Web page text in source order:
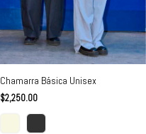
Chamarra Básica Unisex
$2,250.00